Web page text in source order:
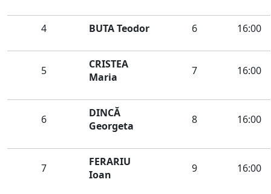
4 BUTA Teodor 6 16:00
5
CRISTEA
Maria
7 16:00
6
DINCĂ
Georgeta
8 16:00
7
FERARIU
Ioan
9 16:00